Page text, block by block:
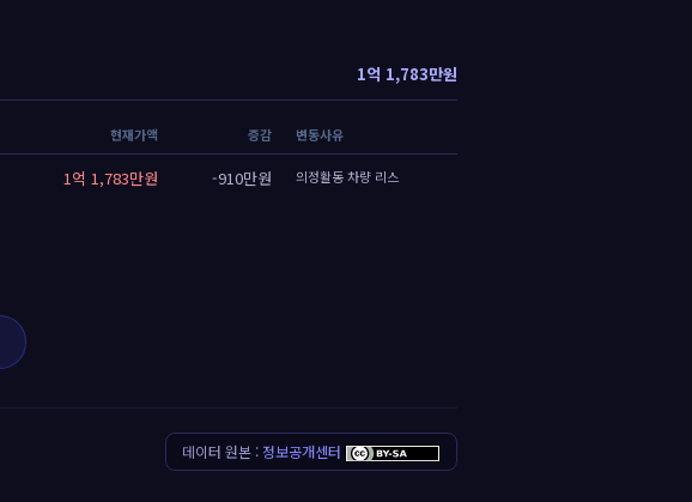
1억 1,783만원
현재가액 증감 변동사유
1억 1,783만원 -910만원 의정활동 차량 리스
데이터 원본 : 정보공개센터